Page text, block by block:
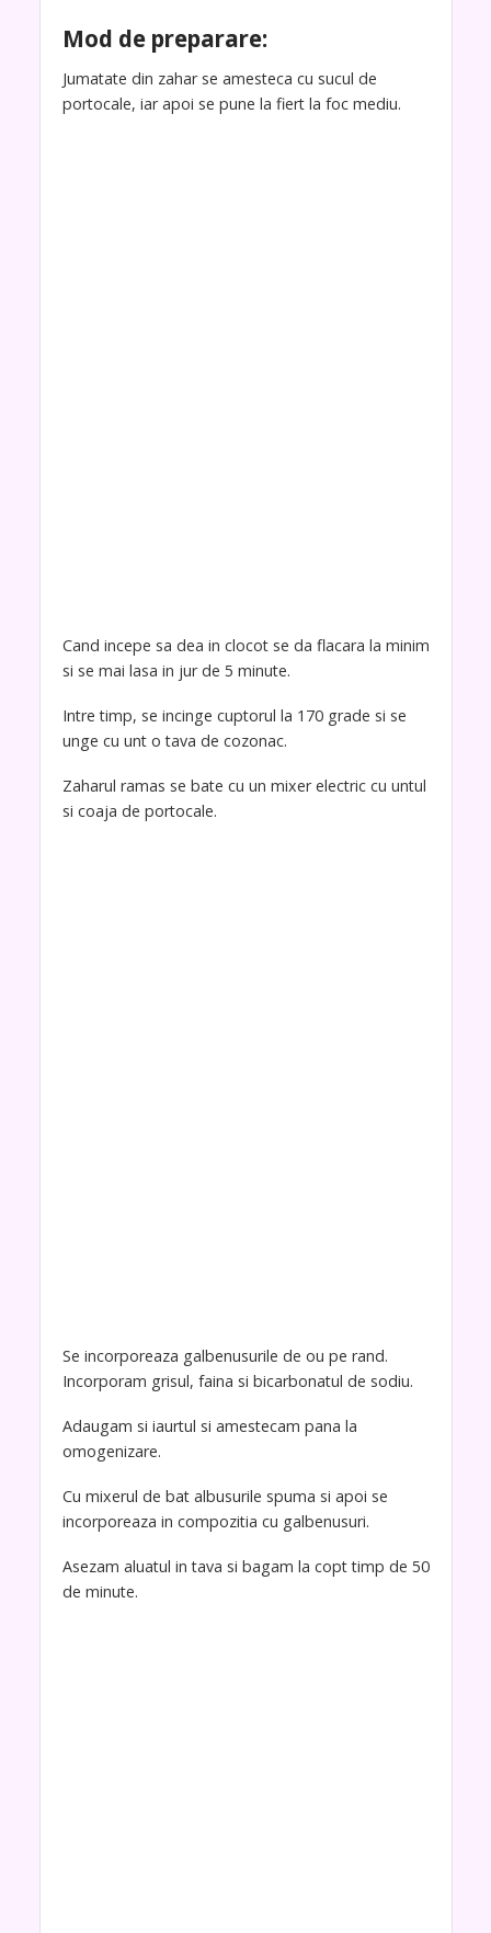
Mod de preparare:
Jumatate din zahar se amesteca cu sucul de
portocale, iar apoi se pune la fiert la foc mediu.
Cand incepe sa dea in clocot se da flacara la minim
si se mai lasa in jur de 5 minute.
Intre timp, se incinge cuptorul la 170 grade si se
unge cu unt o tava de cozonac.
Zaharul ramas se bate cu un mixer electric cu untul
si coaja de portocale.
Se incorporeaza galbenusurile de ou pe rand.
Incorporam grisul, faina si bicarbonatul de sodiu.
Adaugam si iaurtul si amestecam pana la
omogenizare.
Cu mixerul de bat albusurile spuma si apoi se
incorporeaza in compozitia cu galbenusuri.
Asezam aluatul in tava si bagam la copt timp de 50
de minute.